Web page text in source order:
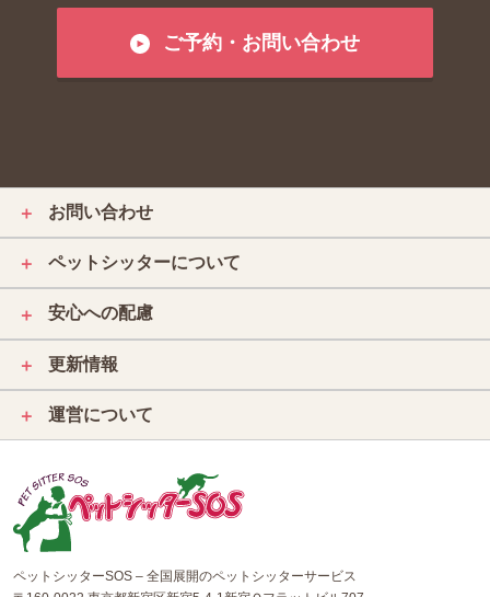
ご予約・お問い合わせ
＋ お問い合わせ
＋ ペットシッターについて
＋ 安心への配慮
＋ 更新情報
＋ 運営について
ペットシッターSOS – 全国展開のペットシッターサービス